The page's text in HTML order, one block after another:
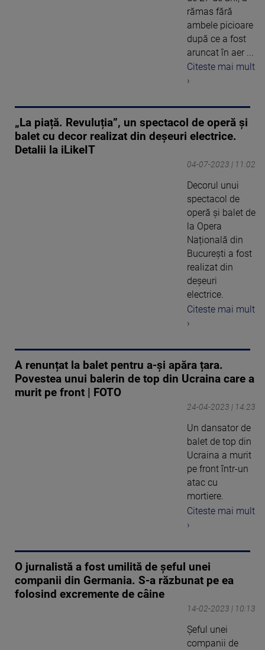
rămas fără
ambele picioare
după ce a fost
aruncat în aer ...
Citeste mai mult
›
„La piață. Revuluția”, un spectacol de operă și
balet cu decor realizat din deșeuri electrice.
Detalii la iLikeIT
04-07-2023 | 11:02
Decorul unui
spectacol de
operă și balet de
la Opera
Națională din
București a fost
realizat din
deșeuri
electrice.
Citeste mai mult
›
A renunțat la balet pentru a-și apăra țara.
Povestea unui balerin de top din Ucraina care a
murit pe front | FOTO
24-04-2023 | 14:23
Un dansator de
balet de top din
Ucraina a murit
pe front într-un
atac cu
mortiere.
Citeste mai mult
›
O jurnalistă a fost umilită de șeful unei
companii din Germania. S-a răzbunat pe ea
folosind excremente de câine
14-02-2023 | 10:13
Șeful unei
companii de